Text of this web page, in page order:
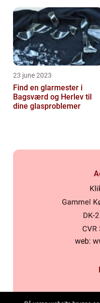
23 june 2023
Find en glarmester i
Bagsværd og Herlev til
dine glasproblemer
web: